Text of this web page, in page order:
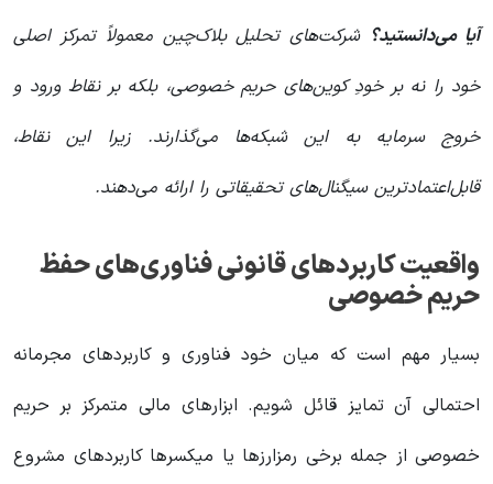
آیا می‌دانستید؟ شرکت‌های تحلیل بلاک‌چین معمولاً تمرکز اصلی
خود را نه بر خودِ کوین‌های حریم خصوصی، بلکه بر نقاط ورود و
خروج سرمایه به این شبکه‌ها می‌گذارند. زیرا این نقاط،
قابل‌اعتمادترین سیگنال‌های تحقیقاتی را ارائه می‌دهند.
واقعیت کاربردهای قانونی فناوری‌های حفظ
حریم خصوصی
بسیار مهم است که میان خود فناوری و کاربردهای مجرمانه
احتمالی آن تمایز قائل شویم. ابزارهای مالی متمرکز بر حریم
خصوصی از جمله برخی رمزارزها یا میکسرها کاربردهای مشروع